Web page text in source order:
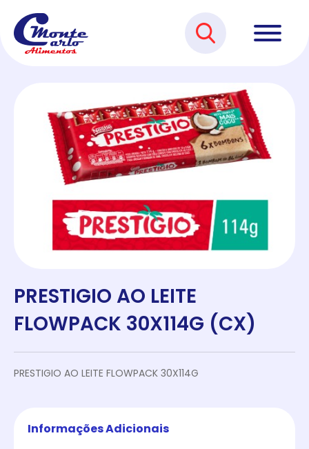
PRESTIGIO AO LEITE
FLOWPACK 30X114G (CX)
PRESTIGIO AO LEITE FLOWPACK 30X114G
Informações Adicionais